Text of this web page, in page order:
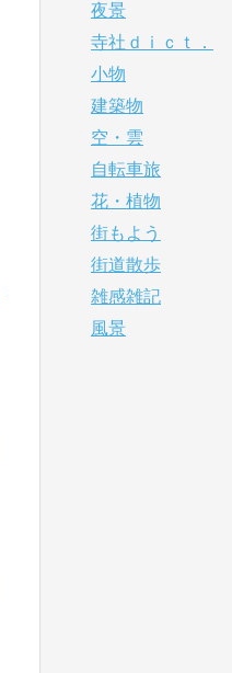
夜景
寺社ｄｉｃｔ．
小物
建築物
空・雲
自転車旅
花・植物
街もよう
街道散歩
雑感雑記
風景